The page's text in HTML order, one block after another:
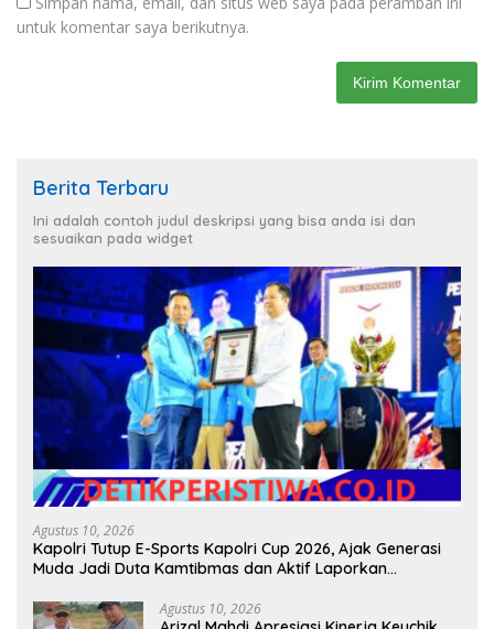
untuk komentar saya berikutnya.
Berita Terbaru
Ini adalah contoh judul deskripsi yang bisa anda isi dan
sesuaikan pada widget
Agustus 10, 2026
Kapolri Tutup E-Sports Kapolri Cup 2026, Ajak Generasi
Muda Jadi Duta Kamtibmas dan Aktif Laporkan
Agustus 10, 2026